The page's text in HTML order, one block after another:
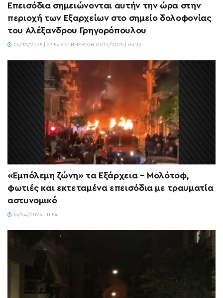
Επεισόδια σημειώνονται αυτήν την ώρα στην
περιοχή των Εξαρχείων στο σημείο δολοφονίας
του Αλέξανδρου Γρηγορόπουλου
06/12/2025 | 23:55 - ΕΝΗΜΈΡΩΣΗ 07/12/2025 | 03:23
«Εμπόλεμη ζώνη» τα Εξάρχεια – Μολότοφ,
φωτιές και εκτεταμένα επεισόδια με τραυματία
αστυνομικό
13/04/2025 | 11:54